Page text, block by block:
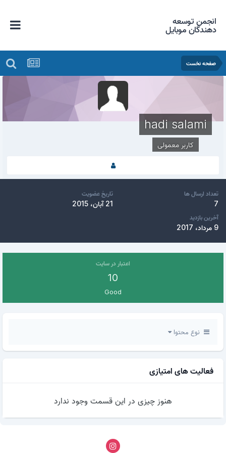
انجمن توسعه
دهندگان موبایل
صفحه نخست
hadi salami
کاربر معمولی
تعداد ارسال ها
7
تاریخ عضویت
21 آبان، 2015
آخرین بازدید
9 مرداد، 2017
اعتبار در سایت
10
Good
نوع محتوا
فعالیت های امتیازی
هنوز چیزی در این قسمت وجود ندارد